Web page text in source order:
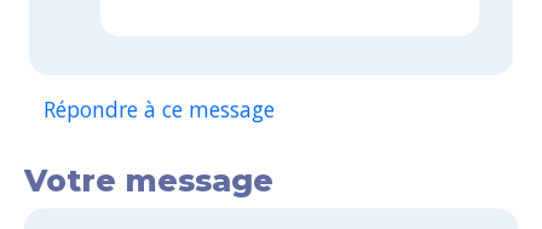
Répondre à ce message
Votre message